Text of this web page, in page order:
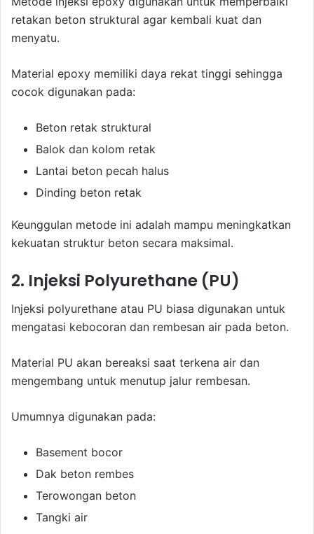
retakan beton struktural agar kembali kuat dan
menyatu.
Material epoxy memiliki daya rekat tinggi sehingga
cocok digunakan pada:
Beton retak struktural
Balok dan kolom retak
Lantai beton pecah halus
Dinding beton retak
Keunggulan metode ini adalah mampu meningkatkan
kekuatan struktur beton secara maksimal.
2. Injeksi Polyurethane (PU)
Injeksi polyurethane atau PU biasa digunakan untuk
mengatasi kebocoran dan rembesan air pada beton.
Material PU akan bereaksi saat terkena air dan
mengembang untuk menutup jalur rembesan.
Umumnya digunakan pada:
Basement bocor
Dak beton rembes
Terowongan beton
Tangki air